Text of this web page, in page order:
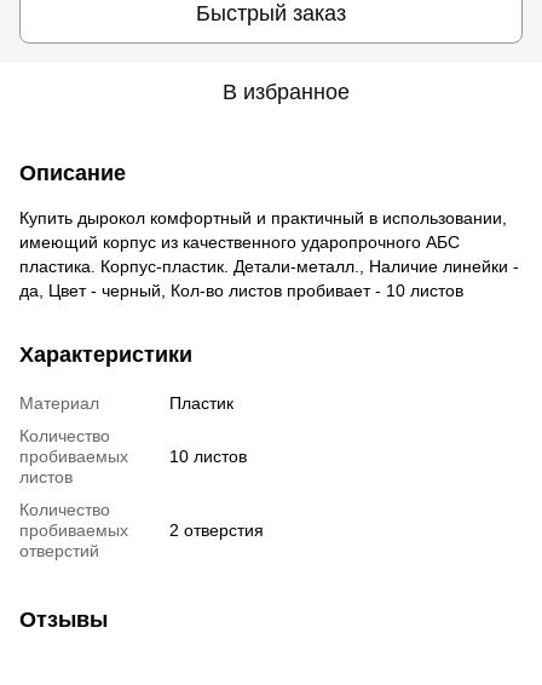
Быстрый заказ
В избранное
Описание
Купить дырокол комфортный и практичный в использовании,
имеющий корпус из качественного ударопрочного АБС
пластика. Корпус-пластик. Детали-металл., Наличие линейки -
да, Цвет - черный, Кол-во листов пробивает - 10 листов
Характеристики
Материал
Пластик
Количество
пробиваемых
листов
10 листов
Количество
пробиваемых
отверстий
2 отверстия
Отзывы